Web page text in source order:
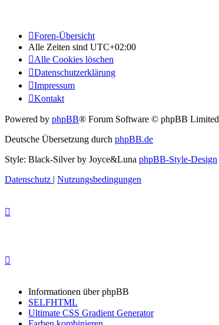
Foren-Übersicht
Alle Zeiten sind UTC+02:00
Alle Cookies löschen
Datenschutzerklärung
Impressum
Kontakt
Powered by phpBB® Forum Software © phpBB Limited
Deutsche Übersetzung durch phpBB.de
Style: Black-Silver by Joyce&Luna phpBB-Style-Design
Datenschutz | Nutzungsbedingungen
Informationen über phpBB
SELFHTML
Ultimate CSS Gradient Generator